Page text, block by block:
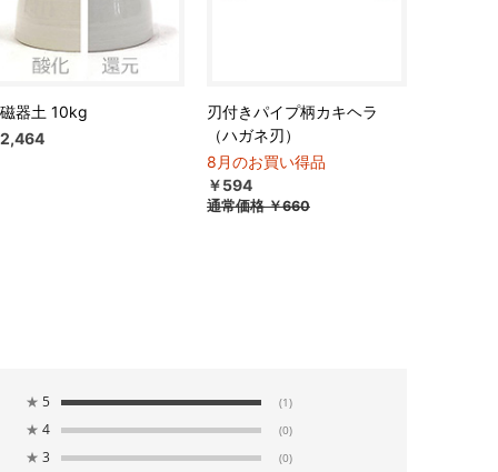
器土 10kg
刃付きパイプ柄カキヘラ
（ハガネ刃）
8月のお買い得品
￥594
通常価格￥660
★ 5 (1)
★ 4 (0)
★ 3 (0)